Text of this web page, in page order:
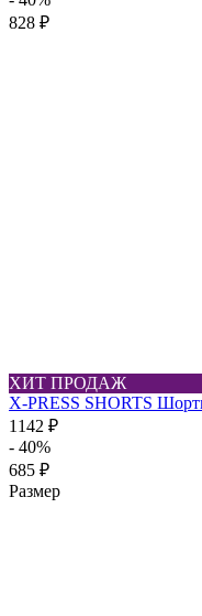
828 ₽
ХИТ ПРОДАЖ
X-PRESS SHORTS
1142 ₽
- 40%
685 ₽
Размер